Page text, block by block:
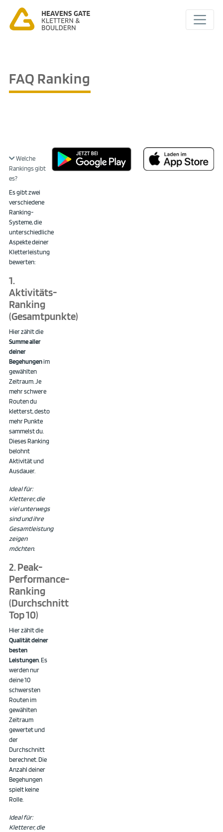
FAQ Ranking
Welche
Rankings gibt
es?
Es gibt zwei
verschiedene
Ranking-
Systeme, die
unterschiedliche
Aspekte deiner
Kletterleistung
bewerten:
1.
Aktivitäts-
Ranking
(Gesamtpunkte)
Hier zählt die
Summe aller
deiner
Begehungenim
gewählten
Zeitraum. Je
mehr schwere
Routen du
kletterst, desto
mehr Punkte
sammelst du.
Dieses Ranking
belohnt
Aktivität und
Ausdauer.
Ideal für:
Kletterer, die
viel unterwegs
sind und ihre
Gesamtleistung
zeigen
möchten.
2. Peak-
Performance-
Ranking
(Durchschnitt
Top 10)
Hier zählt die
Qualität deiner
besten
Leistungen. Es
werden nur
deine 10
schwersten
Routen im
gewählten
Zeitraum
gewertet und
der
Durchschnitt
berechnet. Die
Anzahl deiner
Begehungen
spielt keine
Rolle.
Ideal für:
Kletterer, die